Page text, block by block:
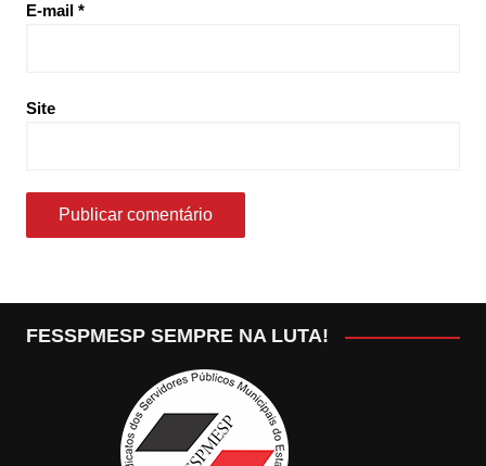
E-mail *
Site
FESSPMESP SEMPRE NA LUTA!